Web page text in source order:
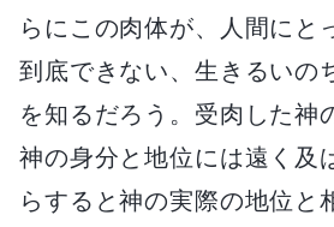
らにこの肉体が、人間にと
到底できない、生きるいの
を知るだろう。受肉した神
神の身分と地位には遠く及
らすると神の実際の地位と